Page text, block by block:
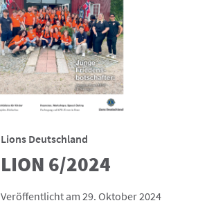
Lions Deutschland
LION 6/2024
Veröffentlicht am 29. Oktober 2024